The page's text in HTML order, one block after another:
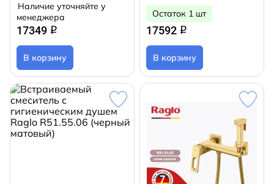
Наличие уточняйте у
менеджера
17349 q
В корзину
Остаток 1 шт
17592 q
В корзину